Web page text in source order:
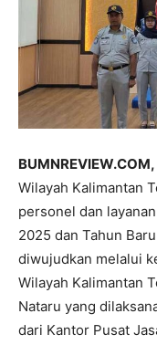
Wilayah Kalimantan
personel dan
2025 dan Tahun
diwujudkan melalui
Wilayah Kalimantan
Nataru yang
dari Kantor Pusat